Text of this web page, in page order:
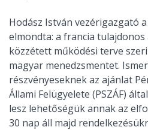
Hodász István vezérigazgató
elmondta: a francia
közzétett működési terve
magyar menedzsmentet.
részvényeseknek az ajánlat
Állami Felügyelete (PSZÁF)
lesz lehetőségük annak az
30 nap áll majd